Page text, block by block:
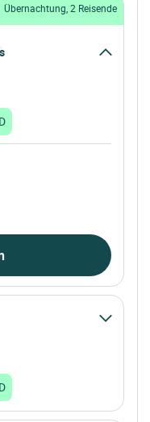
Übernachtung, 2 Reisende